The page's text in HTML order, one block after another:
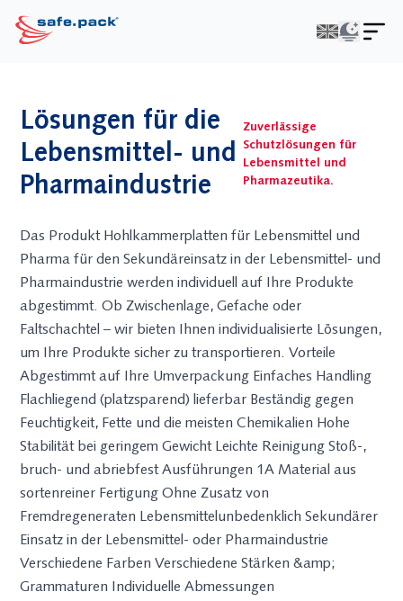
TL-Folie
Beutel & Hauben
Zuschnitte &
Abdeckfolien
Flach­folie
Coex-Folie
Schrumpf­folie
Kokon­folie
Kleider­schutz­
hülle
Lebens­mittel­
folien
Kaschierte Folien
Stretch­folie
Maschinen­
stretch­folie
Schmal­rollen
Hand­stretch­folie
Bündel­stretch­
Gelochte Stretch­
folie
Wellpappe
Faltkartons nach
FEFCO
Gefache
Antirutschpapier
Waben­platten
Zwischenlagen &
Hohlkammer­
platte
B1 Platten
Gefache
Zwischenlagen
und Zuschnitte
HKP auf Rolle
Lösungen für die
Stretch­
maschinen
Wartung &
Services
Stretchwickler
Dreh­arm­stretch­
wickler
ESD
Abschir­mende
(Shielding)
Leitfähige
Carbon Beutel
(Conductive)
Lösungen für die
Lebens­mittel- und
Pharma­industrie
Zuverlässige
Schutzlösungen für
Lebensmittel und
Pharmazeutika.
Das Produkt Hohlkammerplatten für Lebensmittel und
Pharma für den Sekundäreinsatz in der Lebensmittel- und
Pharmaindustrie werden individuell auf Ihre Produkte
abgestimmt. Ob Zwischenlage, Gefache oder
Faltschachtel – wir bieten Ihnen individualisierte Lösungen,
um Ihre Produkte sicher zu transportieren. Vorteile
Abgestimmt auf Ihre Umverpackung Einfaches Handling
Flachliegend (platzsparend) lieferbar Beständig gegen
Feuchtigkeit, Fette und die meisten Chemikalien Hohe
Stabilität bei geringem Gewicht Leichte Reinigung Stoß-,
bruch- und abriebfest Ausführungen 1A Material aus
sortenreiner Fertigung Ohne Zusatz von
Fremdregeneraten Lebensmittelunbedenklich Sekundärer
Einsatz in der Lebensmittel- oder Pharmaindustrie
Verschiedene Farben Verschiedene Stärken &amp;
Grammaturen Individuelle Abmessungen